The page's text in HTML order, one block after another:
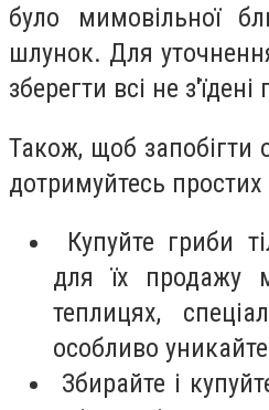
було мимовільної
шлунок. Для
зберегти всі не з'їдені
Також, щоб запобігти
дотримуйтесь
Купуйте гриби
для їх продажу
теплицях,
особливо
Збирайте і